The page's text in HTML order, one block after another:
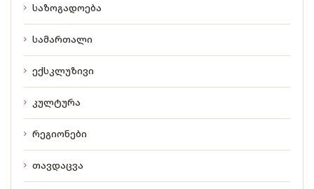
საზოგადოება
სამართალი
ექსკლუზივი
კულტურა
რეგიონები
თავდაცვა